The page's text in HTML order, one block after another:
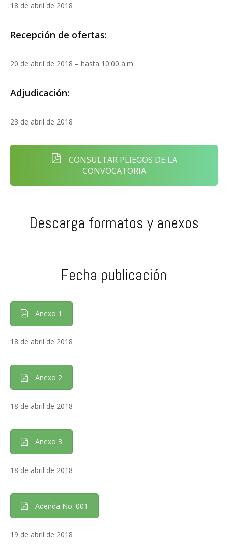
18 de abril de 2018
Recepción de ofertas:
20 de abril de 2018 – hasta 10:00 a.m
Adjudicación:
23 de abril de 2018
CONSULTAR PLIEGOS DE LA
CONVOCATORIA
Descarga formatos y anexos
Fecha publicación
Anexo 1
18 de abril de 2018
Anexo 2
18 de abril de 2018
Anexo 3
18 de abril de 2018
Adenda No. 001
19 de abril de 2018